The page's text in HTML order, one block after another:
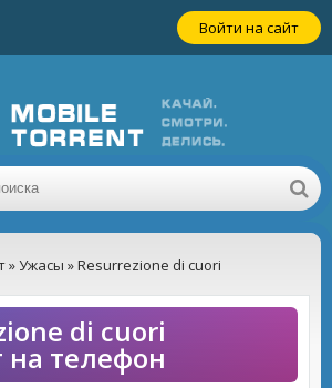
Войти на сайт
»Ужасы » Resurrezione di cuori
di cuori
на телефон